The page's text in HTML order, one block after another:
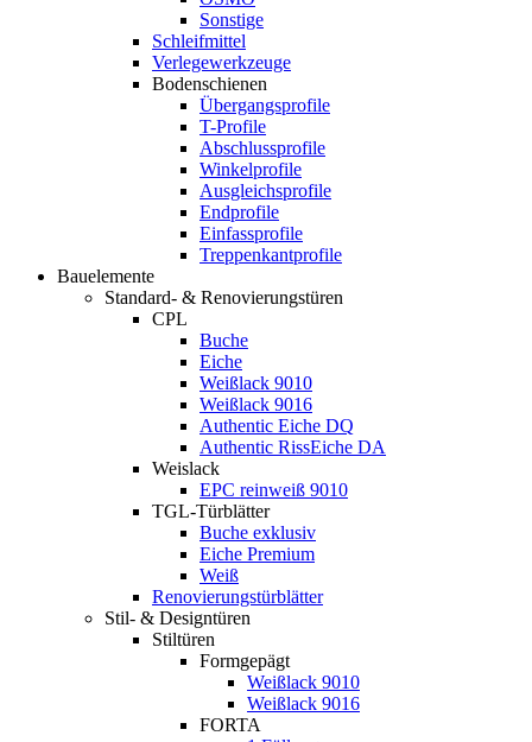
Sonstige
Schleifmittel
Verlegewerkzeuge
Bodenschienen
Übergangsprofile
T-Profile
Abschlussprofile
Winkelprofile
Ausgleichsprofile
Endprofile
Einfassprofile
Treppenkantprofile
Bauelemente
Standard- & Renovierungstüren
CPL
Buche
Eiche
Weißlack 9010
Weißlack 9016
Authentic Eiche DQ
Authentic RissEiche DA
Weislack
EPC reinweiß 9010
TGL-Türblätter
Buche exklusiv
Eiche Premium
Weiß
Renovierungstürblätter
Stil- & Designtüren
Stiltüren
Formgepägt
Weißlack 9010
Weißlack 9016
FORTA